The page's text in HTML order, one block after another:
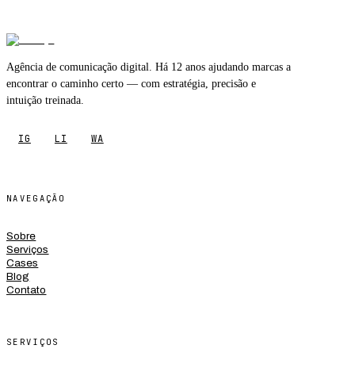
Agência de comunicação digital. Há 12 anos ajudando marcas a
encontrar o caminho certo — com estratégia, precisão e
intuição treinada.
IG LI WA
NAVEGAÇÃO
Sobre
Serviços
Cases
Blog
Contato
SERVIÇOS